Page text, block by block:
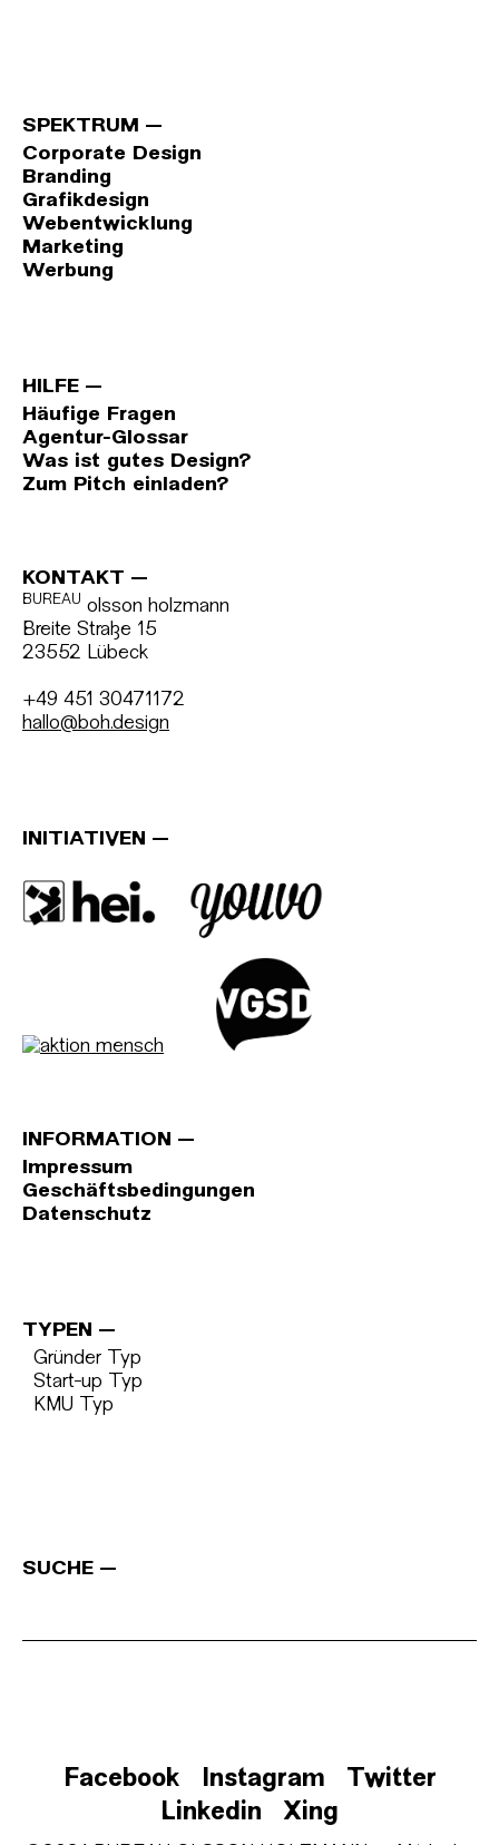
SPEKTRUM
Corporate Design
Branding
Grafikdesign
Webentwicklung
Marketing
Werbung
HILFE
Häufige Fragen
Agentur-Glossar
Was ist gutes Design?
Zum Pitch einladen?
KONTAKT
BUREAU olsson holzmann
Breite Straße 15
23552 Lübeck
+49 451 30471172
hallo@boh.design
INITIATIVEN
INFORMATION
Impressum
Geschäftsbedingungen
Datenschutz
TYPEN
Gründer Typ
Start-up Typ
KMU Typ
SUCHE
Facebook Instagram
Twitter
Linkedin
Xing